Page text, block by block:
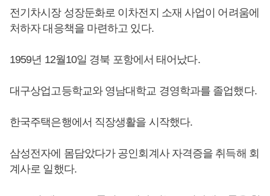
전기차시장 성장둔화로 이차전지 소재 사업이 어려움에
처하자 대응책을 마련하고 있다.
1959년 12월10일 경북 포항에서 태어났다.
대구상업고등학교와 영남대학교 경영학과를 졸업했다.
한국주택은행에서 직장생활을 시작했다.
삼성전자에 몸담았다가 공인회계사 자격증을 취득해 회
계사로 일했다.